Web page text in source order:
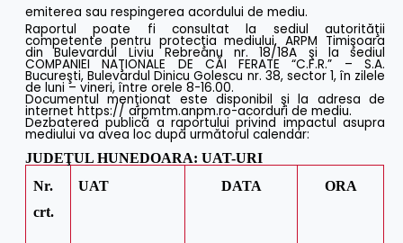
emiterea sau respingerea acordului de mediu.
Raportul poate fi consultat la sediul autorităţii
competente pentru protecţia mediului, ARPM Timişoara
din Bulevardul Liviu Rebreanu nr. 18/18A şi la sediul
COMPANIEI NAŢIONALE DE CĂI FERATE “C.F.R.” – S.A.
Bucureşti, Bulevardul Dinicu Golescu nr. 38, sector 1, în zilele
de luni – vineri, între orele 8-16.00.
Documentul menţionat este disponibil şi la adresa de
internet https:// arpmtm.anpm.ro-acorduri de mediu.
Dezbaterea publică a raportului privind impactul asupra
mediului va avea loc după următorul calendar:
JUDEŢUL HUNEDOARA: UAT-URI
Nr.
crt.
UAT DATA ORA